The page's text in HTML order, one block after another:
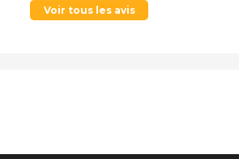
Voir tous les avis